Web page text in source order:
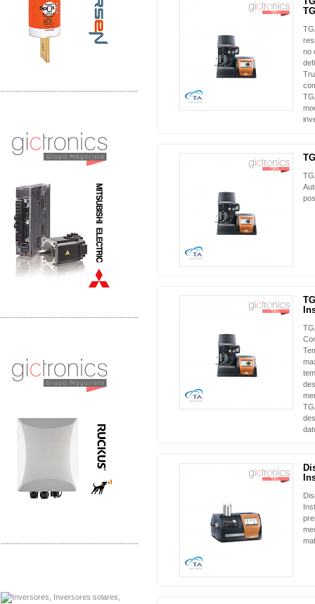
-------------------------------------------------
-------------------------------------------------
-------------------------------------------------
NUEVO
no
NUEVO
NUEVO
NUEVO